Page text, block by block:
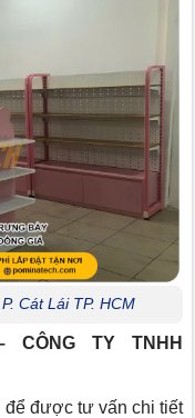
Cát Lái TP. HCM
CÔNG TY TNHH
để được tư vấn chi tiết